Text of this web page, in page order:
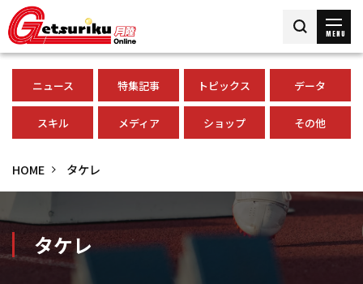
MENU
ニュース 特集記事 トピックス データ
スキル メディア ショップ その他
HOME タケレ
タケレ